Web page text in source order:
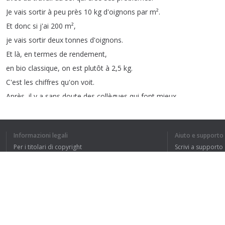
Je vais sortir à peu près 10 kg d'oignons par m².
Et donc si j'ai 200 m²,
je vais sortir deux tonnes d'oignons.
Et là, en termes de rendement,
en bio classique, on est plutôt à 2,5 kg.
C'est les chiffres qu'on voit.
Après il y a sans doute des collègues qui font mieux
c'est-à-dire60tonnes
Et les meilleurs font100tonnes/hectare,
Informazioni legali
Per i titolari di copyright
Aiuto e supporto
Scrivi a supporto